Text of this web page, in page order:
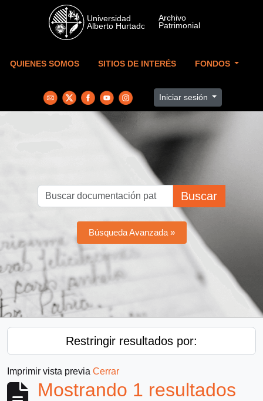
Skip to main content
QUIENES SOMOS SITIOS DE INTERÉS FONDOS
Iniciar sesión
Buscar
Búsqueda Avanzada »
Restringir resultados por:
Imprimir vista previa Cerrar
Mostrando 1 resultados